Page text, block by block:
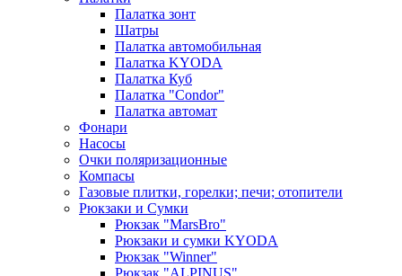
Палатка зонт
Шатры
Палатка автомобильная
Палатка KYODA
Палатка Куб
Палатка "Condor"
Палатка автомат
Фонари
Насосы
Очки поляризационные
Компасы
Газовые плитки, горелки; печи; отопители
Рюкзаки и Сумки
Рюкзак "MarsBro"
Рюкзаки и сумки KYODA
Рюкзак "Winner"
Рюкзак "ALPINUS"